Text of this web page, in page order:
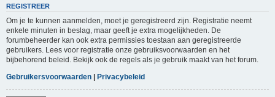
REGISTREER
Om je te kunnen aanmelden, moet je geregistreerd zijn. Registratie neemt
enkele minuten in beslag, maar geeft je extra mogelijkheden. De
forumbeheerder kan ook extra permissies toestaan aan geregistreerde
gebruikers. Lees voor registratie onze gebruiksvoorwaarden en het
bijbehorend beleid. Bekijk ook de regels als je gebruik maakt van het forum.
Gebruikersvoorwaarden | Privacybeleid